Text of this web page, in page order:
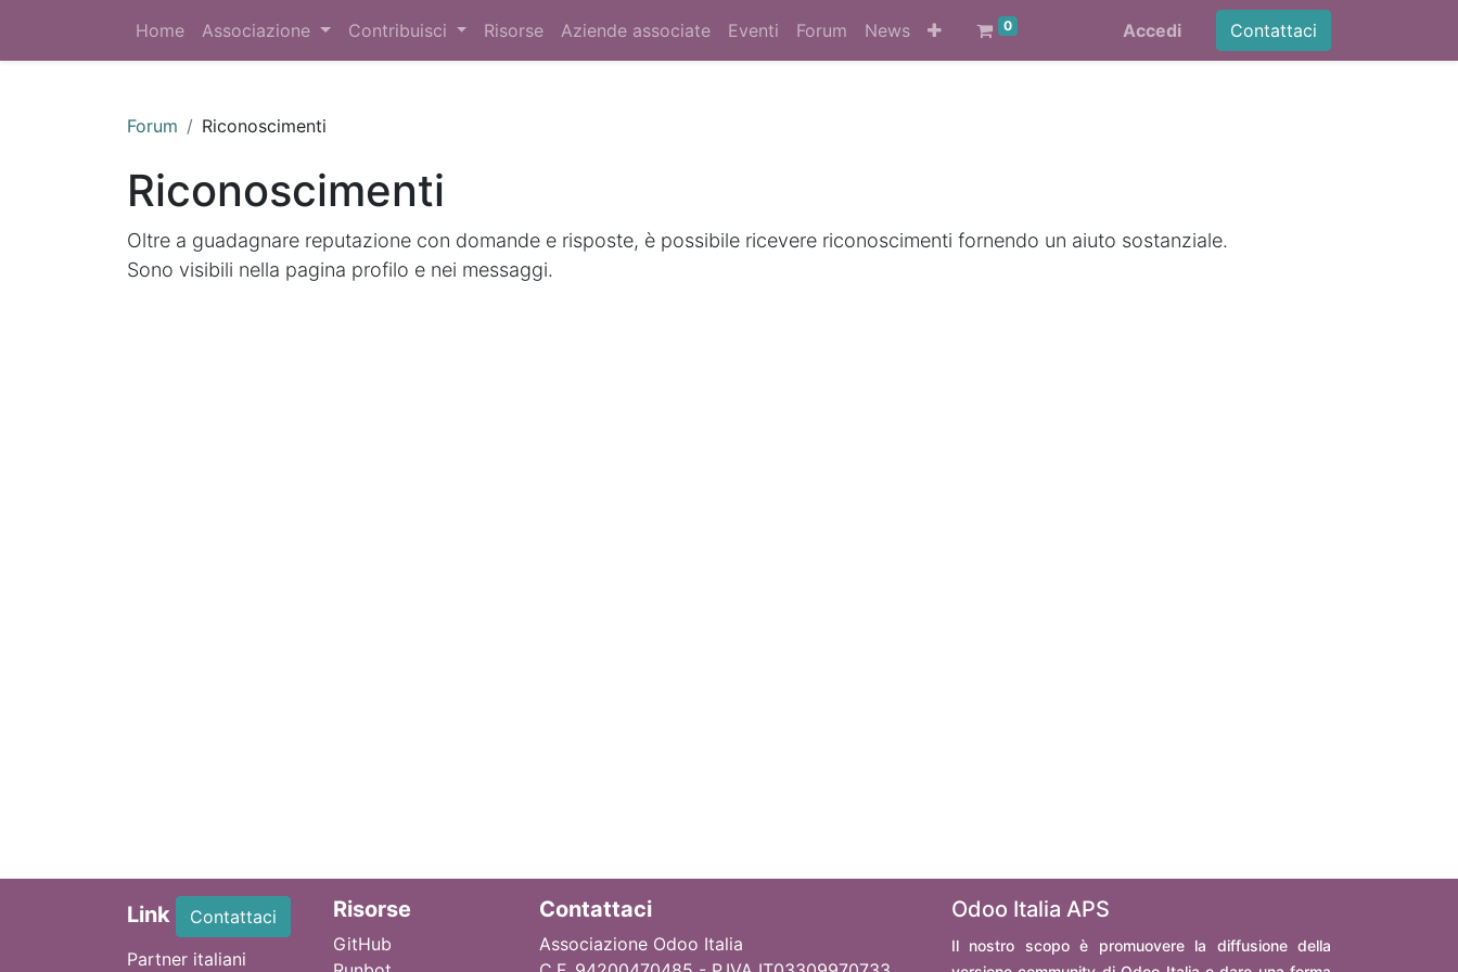
Home Associazione Contribuisci Risorse Aziende associate Eventi Forum News 0 Accedi Contattaci
Forum Riconoscimenti
Riconoscimenti
Oltre a guadagnare reputazione con domande e risposte, è possibile ricevere riconoscimenti fornendo un aiuto sostanziale.
Sono visibili nella pagina profilo e nei messaggi.
Link
Contattaci
Partner italiani
Risorse
GitHub
Contattaci
Associazione Odoo Italia
Odoo Italia APS
Il nostro scopo è promuovere la diffusione della